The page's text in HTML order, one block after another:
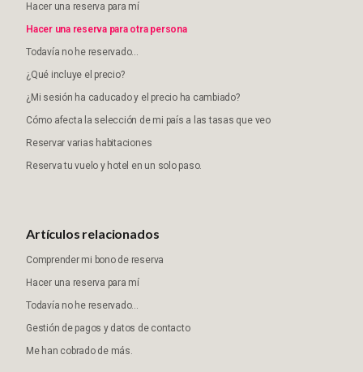
Hacer una reserva para mí
Hacer una reserva para otra persona
Todavía no he reservado...
¿Qué incluye el precio?
¿Mi sesión ha caducado y el precio ha cambiado?
Cómo afecta la selección de mi país a las tasas que veo
Reservar varias habitaciones
Reserva tu vuelo y hotel en un solo paso.
Artículos relacionados
Comprender mi bono de reserva
Hacer una reserva para mí
Todavía no he reservado...
Gestión de pagos y datos de contacto
Me han cobrado de más.